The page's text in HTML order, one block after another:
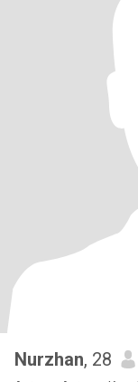
Nurzhan, 28